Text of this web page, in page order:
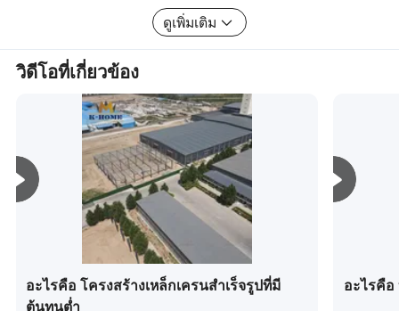
ระทบจากโหลดต่างๆได้อย่างมีประสิทธิภาพ นอกจาก
นี้คานเหล็กและเสาเหล็กยังเชื่อมต่อกันอย่างมั่นคง
ด้วยการเชื่อมการทำเหล็กกล้าและอื่นๆโดยเป็นระบบ
แรงโดยรวมที่ช่วยเพิ่มเสถียรภาพและความน่าเชื่อถือ
ของโครงสร้างโรงงานสำเร็จรูป
เพื่อเพิ่มประสิทธิภาพการผลิตโรงงานผลิตกล่องบรรจุแบบ
แบนจึงได้เปิดตัวอุปกรณ์อัตโนมัติเช่นเครื่องป้อนฝ้ายอย่างต่อ
เนื่องเครื่องแปลงแท่นวางอัตโนมัติและเครื่องบรรจุแบบ
อัตโนมัติโดยมีการผลิตมากกว่า 15 ชุดต่อปี 000 ชุด การ
ประชุมเชิงปฏิบัติการเรือนคอนเทนเนอร์แบบพับเก็บได้มี
ผลผลิตประจำปีประมาณ 30 000 ชุดในขณะที่การประชุม
ปฏิบัติการโรงจ่ายคอนเทนเนอร์แบบขยายได้จะครอบคลุม
พื้นที่ประมาณ 20 ตาราง 000 เมตรและมีอุปกรณ์ในสายการ
ผลิตที่ครบถ้วน
เราสามารถให้บริการแบบครบวงจรที่ครอบคลุมการออกแบบ
การผลิตการส่งออกการติดตั้งและการบำรุงรักษาโดยอาศัย
กำลังการผลิตที่แข็งแกร่งและการบูรณาการโซ่อุตสาหกรรม
ผลิตภัณฑ์ของเราถูกนำไปใช้อย่างกว้างขวางในบ้านพัก
ดูเพิ่มเติม
วิดีโอที่เกี่ยวข้อง
อะไรคือ โครงสร้างเหล็กเครนสำเร็จรูปที่มี
ต้นทุนต่ำ
อะไรคือ